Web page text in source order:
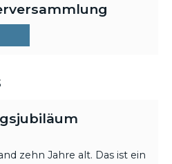
zehn Jahre alt. Das ist ein